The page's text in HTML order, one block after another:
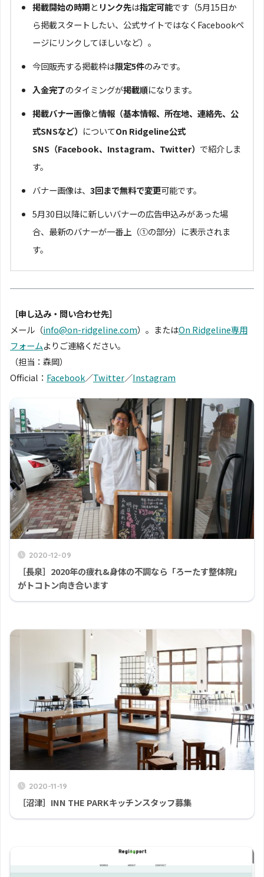
掲載開始の時期と リンク先は指定可能です（5月15日か
ら掲載スタートしたい、公式サイトではなくFacebookペ
ージにリンクしてほしいなど）。
今回販売する掲載枠は限定5件のみです。
入金完了のタイミングが掲載順になります。
掲載バナー画像と情報（基本情報、所在地、連絡先、公
式SNSなど） についてOn Ridgeline公式
SNS（Facebook、Instagram、Twitter） で紹介しま
す。
バナー画像は、 3回まで無料で変更可能です。
5月30日以降に新しいバナーの広告申込みがあった場
合、最新のバナーが一番上（①の部分）に表示されま
す。
［申し込み・問い合わせ先］
メール（info@on-ridgeline.com）。またはOn Ridgeline専用
フォームよりご連絡ください。
（担当：森岡）
Official： Facebook／Twitter／Instagram
2020-12-09
［長泉］2020年の疲れ&身体の不調なら「ろーたす整体院」
がトコトン向き合います
2020-11-19
［沼津］INN THE PARKキッチンスタッフ募集